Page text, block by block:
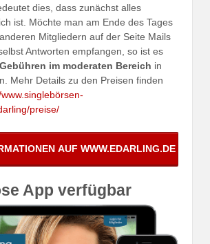
dies, dass zunächst alles
ist. Möchte man am Ende des Tages
Mitgliedern auf der Seite Mails
Antworten empfangen, so ist es
Gebühren im moderaten Bereich in
Mehr Details zu den Preisen finden
preise/
App verfügbar